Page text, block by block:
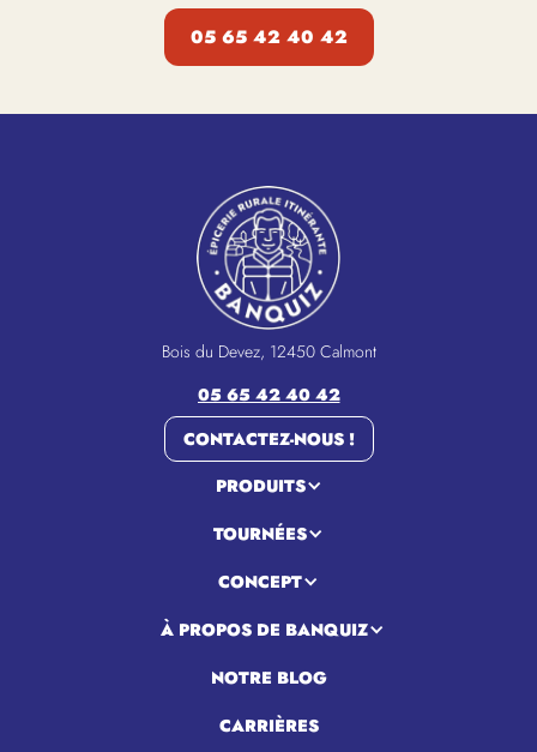
05 65 42 40 42
Bois du Devez, 12450 Calmont
05 65 42 40 42
CONTACTEZ-NOUS !
PRODUITS
TOURNÉES
CONCEPT
À PROPOS DE BANQUIZ
NOTRE BLOG
CARRIÈRES